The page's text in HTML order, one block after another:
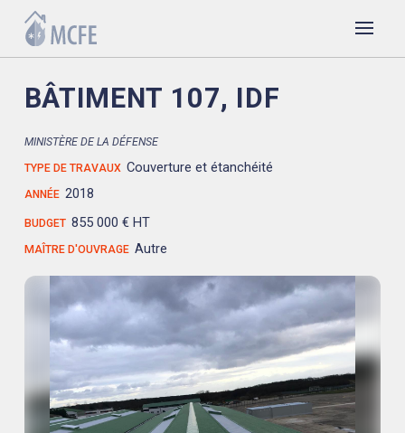
BÂTIMENT 107, IDF
MINISTÈRE DE LA DÉFENSE
TYPE DE TRAVAUX Couverture et étanchéité
ANNÉE 2018
BUDGET 855 000 € HT
MAÎTRE D'OUVRAGE Autre